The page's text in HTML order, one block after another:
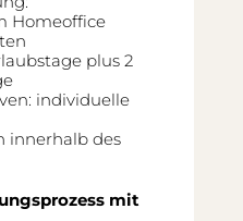
Homeoffice
plus 2
individuelle
innerhalb des
mit